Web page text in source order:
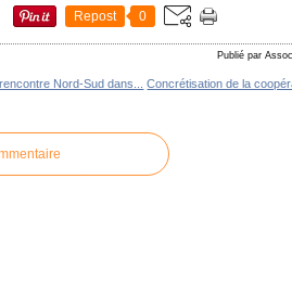
Repost 0
Publié par
Nord-Sud dans... Concrétisation de la